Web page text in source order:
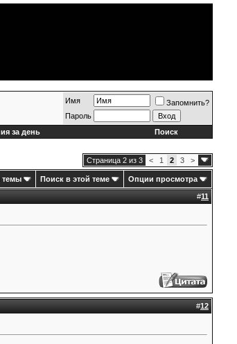
Имя
Запомнить?
Пароль
за день Поиск
Страница 2 из 3 < 1 2 3 >
темы Поиск в этой теме Опции просмотра
#11
#12